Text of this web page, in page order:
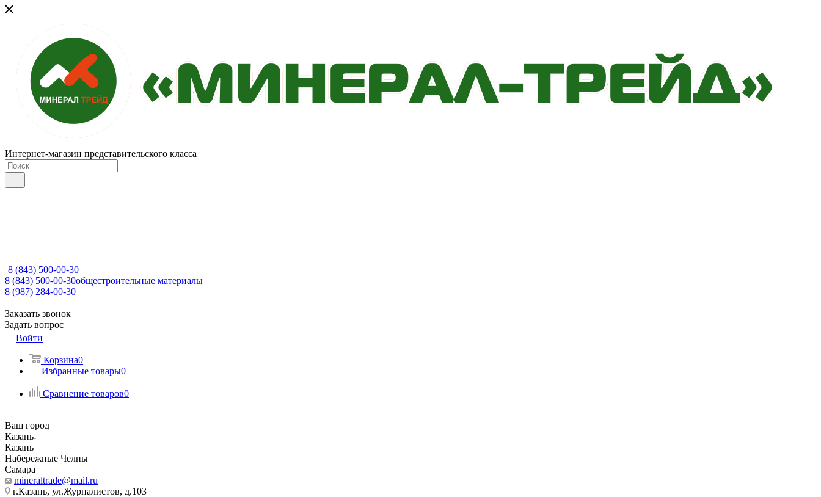
Интернет-магазин представительского класса
8 (843) 500-00-30
8 (843) 500-00-30общестроительные материалы
8 (987) 284-00-30
Заказать звонок
Задать вопрос
Войти
Корзина0
Избранные товары0
Сравнение товаров0
Ваш город
Казань
Казань
Набережные Челны
Самара
mineraltrade@mail.ru
г.Казань, ул.Журналистов, д.103